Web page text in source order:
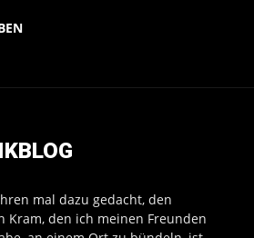
mal dazu gedacht, den
Kram, den ich meinen Freunden